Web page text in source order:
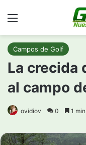
Campos de Golf
La crecida
al campo
ovidiov 0 1 min